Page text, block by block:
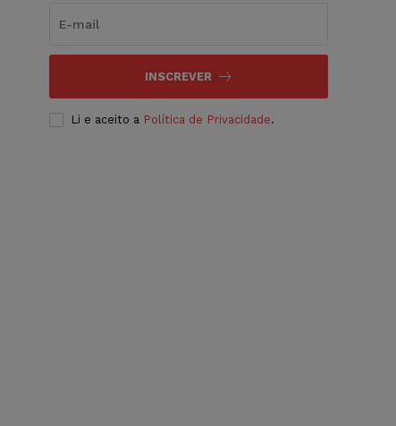
INSCREVER
Li e aceito a Política de Privacidade.